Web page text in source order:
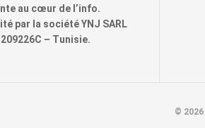
au cœur de l’info.
par la société YNJ SARL
– Tunisie.
© 2026